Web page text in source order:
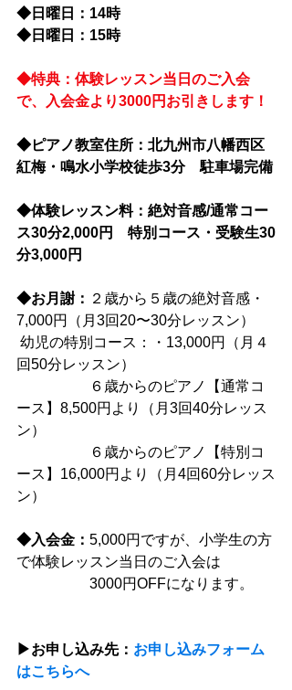
◆日曜日：14時
◆日曜日：15時
◆特典：体験レッスン当日のご入会
で、入会金より3000円お引きします！
◆ピアノ教室住所：北九州市八幡西区
紅梅・鳴水小学校徒歩3分　駐車場完備
◆体験レッスン料：絶対音感/通常コー
ス30分2,000円　特別コース・受験生30
分3,000円
◆お月謝： ２歳から５歳の絶対音感・
7,000円（月3回20〜30分レッスン）
回50分レッスン）
６歳からのピアノ【通常コ
ース】8,500円より（月3回40分レッス
ン）
６歳からのピアノ【特別コ
ース】16,000円より（月4回60分レッス
ン）
◆入会金： 5,000円ですが、小学生の方
で体験レッスン当日のご入会は
3000円OFFになります。
▶︎お申し込み先： お申し込みフォーム
はこちらへ